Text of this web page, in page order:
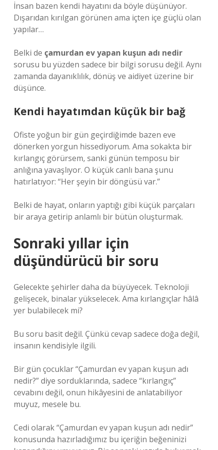
İnsan bazen kendi hayatını da böyle düşünüyor.
Dışarıdan kırılgan görünen ama içten içe güçlü olan
yapılar…
Belki de çamurdan ev yapan kuşun adı nedir
sorusu bu yüzden sadece bir bilgi sorusu değil. Aynı
zamanda dayanıklılık, dönüş ve aidiyet üzerine bir
düşünce.
Kendi hayatımdan küçük bir bağ
Ofiste yoğun bir gün geçirdiğimde bazen eve
dönerken yorgun hissediyorum. Ama sokakta bir
kırlangıç görürsem, sanki günün temposu bir
anlığına yavaşlıyor. O küçük canlı bana şunu
hatırlatıyor: “Her şeyin bir döngüsü var.”
Belki de hayat, onların yaptığı gibi küçük parçaları
bir araya getirip anlamlı bir bütün oluşturmak.
Sonraki yıllar için
düşündürücü bir soru
Gelecekte şehirler daha da büyüyecek. Teknoloji
gelişecek, binalar yükselecek. Ama kırlangıçlar hâlâ
yer bulabilecek mi?
Bu soru basit değil. Çünkü cevap sadece doğa değil,
insanın kendisiyle ilgili.
Bir gün çocuklar “Çamurdan ev yapan kuşun adı
nedir?” diye sorduklarında, sadece “kırlangıç”
cevabını değil, onun hikâyesini de anlatabiliyor
muyuz, mesele bu.
Cedi olarak “Çamurdan ev yapan kuşun adı nedir”
konusunda hazırladığımız bu içeriğin beğeninizi